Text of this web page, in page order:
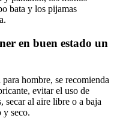
bata y los pijamas
en buen estado un
hombre, se recomienda
evitar el uso de
secar al aire libre o a baja
y seco.